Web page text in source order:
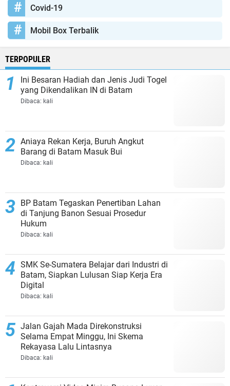
Covid-19
Mobil Box Terbalik
TERPOPULER
Ini Besaran Hadiah dan Jenis Judi Togel
yang Dikendalikan IN di Batam
Dibaca: kali
Aniaya Rekan Kerja, Buruh Angkut
Barang di Batam Masuk Bui
Dibaca: kali
BP Batam Tegaskan Penertiban Lahan
di Tanjung Banon Sesuai Prosedur
Hukum
Dibaca: kali
SMK Se-Sumatera Belajar dari Industri di
Batam, Siapkan Lulusan Siap Kerja Era
Digital
Dibaca: kali
Jalan Gajah Mada Direkonstruksi
Selama Empat Minggu, Ini Skema
Rekayasa Lalu Lintasnya
Dibaca: kali